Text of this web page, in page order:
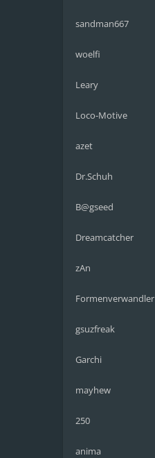
sandman667
woelfi
Leary
Loco-Motive
azet
Dr.Schuh
B@gseed
Dreamcatcher
zAn
Formenverwandler
gsuzfreak
Garchi
mayhew
250
anima